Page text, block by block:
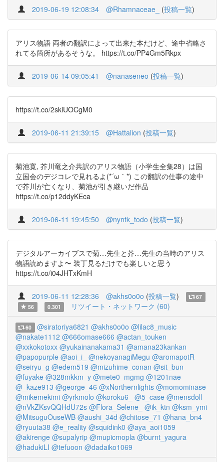
2019-06-19 12:08:34 @Rhamnaceae_ (投稿一覧)
アリス物語 両者の翻訳によって出来た本だけど、途中省略さ
れてる箇所があるそうな。 https://t.co/PP4Gm5Rkpx
2019-06-14 09:05:41 @nanaseneo (投稿一覧)
https://t.co/2skiUOCgM0
2019-06-11 21:39:15 @Hattalion (投稿一覧)
菊池寛, 芥川竜之介共訳のアリス物語（小学生全集28）は国
立国会のデジコレで見れるよ(*´ω｀*) この翻訳の仕事の途中
で芥川が亡くなり、菊池が引き継いだ作品
https://t.co/p12ddyKEca
2019-06-11 19:45:50 @nyntk_todo (投稿一覧)
デジタルアーカイブスで菊…先生と芥…先生の当時のアリス
物語読めますよ〜 装丁見るだけでも楽しいと思う
https://t.co/i04JHTxKmH
2019-06-11 12:28:36 @akhs0o0o (投稿一覧)
67
56
0.301 リツイート・ネットワーク (60)
60 @siratoriya6821 @akhs0o0o @lilac8_music
@nakate1112 @666omase666 @actan_touken
@xxkokotoxx @yukainanakama31 @amana23kankan
@papopurple @aoi_i_ @nekoyanagiMegu @aromapotR
@seiryu_g @edem519 @mizuhime_conan @sit_bun
@fuyake @328mkkm_y @mete0_mgmg @1201nae
@_kaze913 @george_46 @xNorthernlights @momominase
@mikemekimi @yrkmolo @koroku6_ @5_case @mensdoll
@nVkZKsvQQHdU72s @Flora_Selene_ @ik_ktn @ksm_ymi
@MitsuguOuseWB @aushi_34d @chitose_71 @hana_bn4
@ryuuta38 @e_reality @squidink0 @aya_aoi1059
@akirenge @supalyrip @mupicmopla @burnt_yagura
@hadukiLI @tefuoon @dadaiko1069